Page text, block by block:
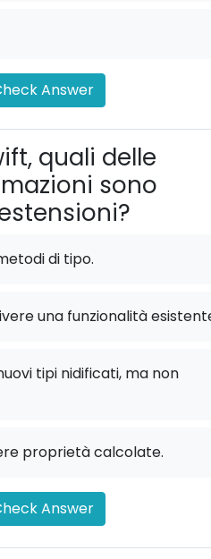
Answer
quali delle
sono
di tipo.
una funzionalità
tipi nidificati, ma non
proprietà calcolate.
Answer